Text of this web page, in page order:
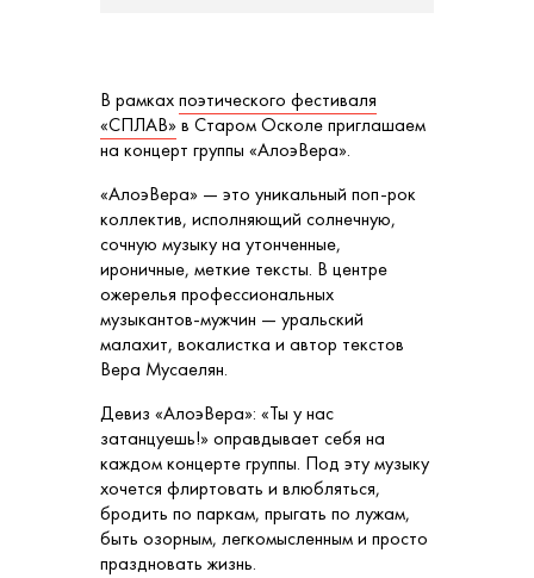
В рамкахпоэтического фестиваля
«СПЛАВ»в Старом Осколе приглашаем
на концерт группы «АлоэВера».
«АлоэВера» — это уникальный поп-рок
коллектив, исполняющий солнечную,
сочную музыку на утонченные,
ироничные, меткие тексты. В центре
ожерелья профессиональных
музыкантов-мужчин — уральский
малахит, вокалистка и автор текстов
Вера Мусаелян.
Девиз «АлоэВера»: «Ты у нас
затанцуешь!» оправдывает себя на
каждом концерте группы. Под эту музыку
хочется флиртовать и влюбляться,
бродить по паркам, прыгать по лужам,
быть озорным, легкомысленным и просто
праздновать жизнь.